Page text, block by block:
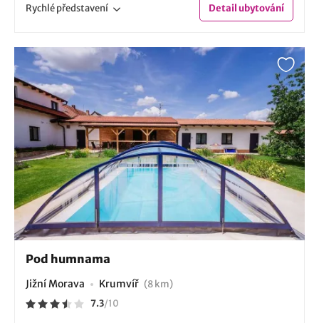
Rychlépředstavení Detailubytování
Pod humnama
Jižní Morava Krumvíř (8 km)
7.3/10